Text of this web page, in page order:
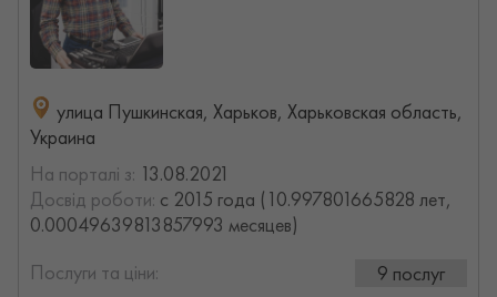
улица Пушкинская, Харьков, Харьковская область,
Украина
На порталі з: 13.08.2021
Досвід роботи: с 2015 года (10.997801665828 лет,
0.00049639813857993 месяцев)
Послуги та ціни:
9 послуг